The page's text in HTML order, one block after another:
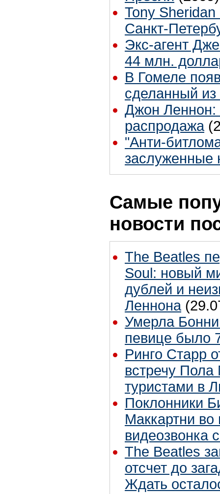
Tony Sheridan
Санкт-
Экс-агент
44 млн.
В Гомеле
сделанный
Джон Леннон:
распродажа
"Анти-
заслуженные
Самые
новости
The Beatles
Soul: новый
дублей и
Леннона
Умерла
певице было
Ринго Старр
встречу Пола
туристами в
Поклонники
Маккартни во
видеозвонка
The Beatles
отсчет до
Ждать